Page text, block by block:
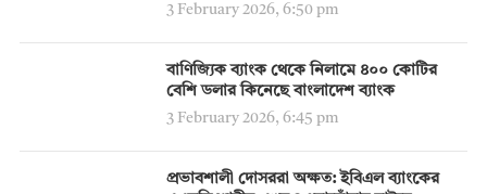
3 February 2026, 6:50 pm
বাণিজ্যিক ব্যাংক থেকে নিলামে ৪০০ কোটির
বেশি ডলার কিনেছে বাংলাদেশ ব্যাংক
3 February 2026, 6:45 pm
প্রভাবশালী দোসররা অক্ষত: ইবিএল ব্যাংকের